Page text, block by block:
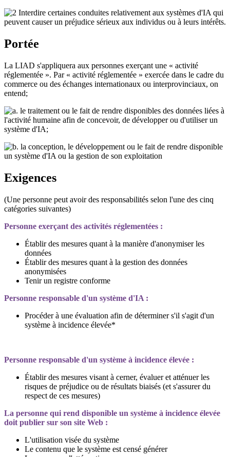
Interdire certaines conduites relativement aux systèmes d'IA qui
peuvent causer un préjudice sérieux aux individus ou à leurs intérêts.
Portée
La LIAD s'appliquera aux personnes exerçant une « activité
réglementée ». Par « activité réglementée » exercée dans le cadre du
commerce ou des échanges internationaux ou interprovinciaux, on
entend;
le traitement ou le fait de rendre disponibles des données liées à
l'activité humaine afin de concevoir, de développer ou d'utiliser un
système d'IA;
la conception, le développement ou le fait de rendre disponible
un système d'IA ou la gestion de son exploitation
Exigences
(Une personne peut avoir des responsabilités selon l'une des cinq
catégories suivantes)
Personne exerçant des activités réglementées :
Établir des mesures quant à la manière d'anonymiser les
données
Établir des mesures quant à la gestion des données
anonymisées
Tenir un registre conforme
Personne responsable d'un système d'IA :
Procéder à une évaluation afin de déterminer s'il s'agit d'un
système à incidence élevée*
Personne responsable d'un système à incidence élevée :
Établir des mesures visant à cerner, évaluer et atténuer les
risques de préjudice ou de résultats biaisés (et s'assurer du
respect de ces mesures)
La personne qui rend disponible un système à incidence élevée
doit publier sur son site Web :
L'utilisation visée du système
Le contenu que le système est censé générer